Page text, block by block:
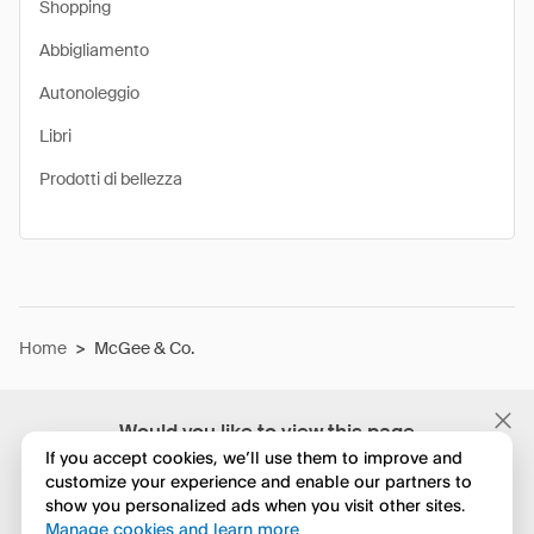
Would you like to view this page
in English?
No, continua a esplorare
Shopping
Abbigliamento
Autonoleggio
Libri
Prodotti di bellezza
Home > McGee & Co.
If you accept cookies, we’ll use them to improve and
customize your experience and enable our partners to
show you personalized ads when you visit other sites.
Manage cookies and learn more